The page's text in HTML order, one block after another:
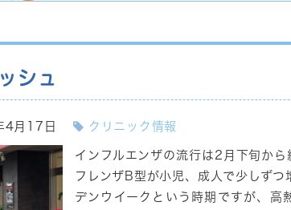
シュ
4月17日 クリニック情報
インフルエンザの流行は2月下旬か
フレンザB型が小児、成人で少しず
デンウイークという時期ですが、高